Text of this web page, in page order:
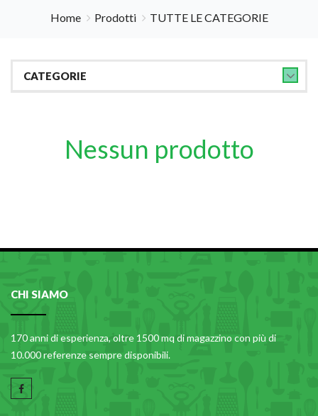
Home Prodotti TUTTE LE CATEGORIE
CATEGORIE
ACCESSORI TAVOLA
BILANCE
BRANDANI
CAFFETTERIA E RICAMBI
CALICI E BICCHIERI
CAMPEGGIO E GIARDINO
CARRELLI
Nessun prodotto
CHI SIAMO
170 anni di esperienza, oltre 1500 mq di magazzino con più di
10.000 referenze sempre disponibili.